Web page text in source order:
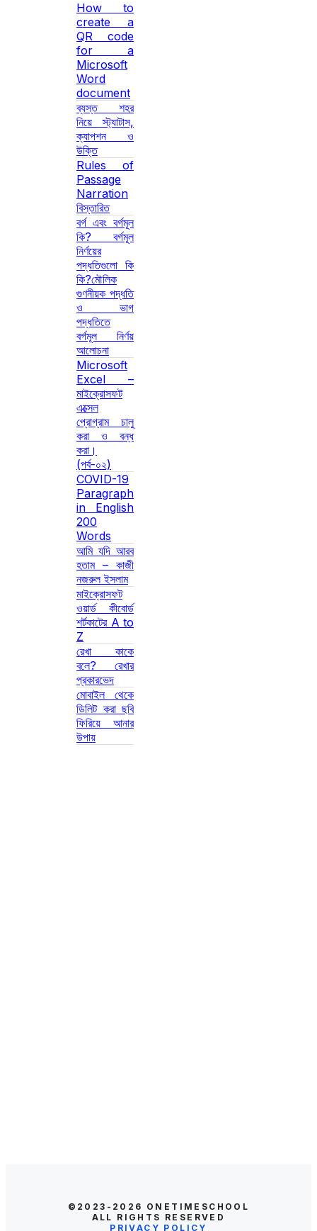
How to
create a
QR code
for a
Microsoft
Word
document
ব্যস্ত শহর
নিয়ে স্ট্যাটাস,
ক্যাপশন ও
উক্তি
Rules of
Passage
Narration
বিস্তারিত
বর্গ এবং বর্গমূল
কি? বর্গমূল
নির্ণয়ের
পদ্ধতিগুলো কি
কি?মৌলিক
গুণনীয়ক পদ্ধতি
ও ভাগ
পদ্ধতিতে
বর্গমূল নির্ণয়
আলোচনা
Microsoft
Excel –
মাইক্রোসফট
এক্সেল
প্রোগ্রাম চালু
করা ও বন্ধ
করা।
(পর্ব-০২)
COVID-19
Paragraph
in English
200
Words
আমি যদি আরব
হতাম – কাজী
নজরুল ইসলাম
মাইক্রোসফট
ওয়ার্ড কীবোর্ড
শর্টকাটের A to
Z
রেখা কাকে
বলে? রেখার
প্রকারভেদ
মোবাইল থেকে
ডিলিট করা ছবি
ফিরিয়ে আনার
উপায়
©2023-2026 ONETIMESCHOOL
ALL RIGHTS RESERVED
PRIVACY POLICY